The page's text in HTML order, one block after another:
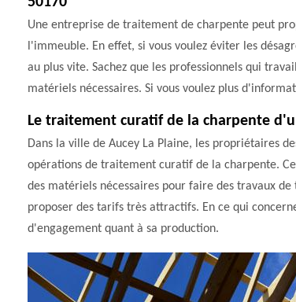
Une entreprise de traitement de charpente peut
l'immeuble. En effet, si vous voulez éviter les
au plus vite. Sachez que les professionnels qui
matériels nécessaires. Si vous voulez plus
Le traitement curatif de la charpente
Dans la ville de Aucey La Plaine, les propriétaires
opérations de traitement curatif de la charpente.
des matériels nécessaires pour faire des travaux
proposer des tarifs très attractifs. En ce qui
d'engagement quant à sa production.